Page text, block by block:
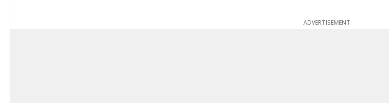
ADVERTISEMENT